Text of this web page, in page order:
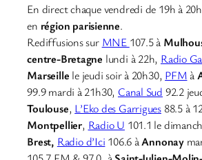
En direct chaque vendredi de 19h à
en région parisienne.
Rediffusions sur MNE 107.5 à
centre-Bretagne lundi à 22h, Radio
Marseille le jeudi soir à 20h30, PFMà
99.9 mardi à 21h30, Canal Sud 92.2
Toulouse, L’Eko des Garrigues 88.5 à
Montpellier, Radio U 101.1 le
Brest, Radio d’Ici 106.6 àAnnonay